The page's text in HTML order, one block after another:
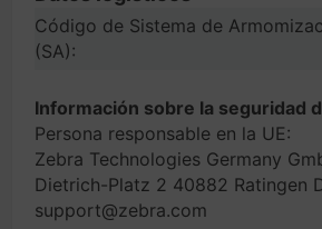
Código de Sistema de
(SA):
Información sobre la seguridad
Persona responsable en la UE:
Zebra Technologies Germany
Dietrich-Platz 2 40882 Ratingen
support@zebra.com